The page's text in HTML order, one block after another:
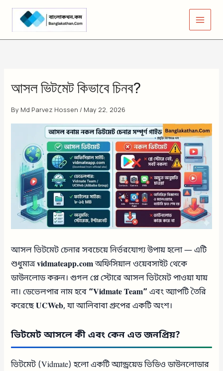
Skip
content
আসল ভিটমেট কিভাবে চিনব?
By Md Parvez Hossen / May 22, 2026
আসল ভিটমেট চেনার সবচেয়ে নির্ভরযোগ্য উপায় হলো — এটি
শুধুমাত্রvidmateapp.comঅফিসিয়াল ওয়েবসাইট থেকে
ডাউনলোড করুন। গুগল প্লে স্টোরে আসল ভিটমেট পাওয়া যায়
না। ডেভেলপার নাম হবে “Vidmate Team” এবং অ্যাপটি তৈরি
করেছেUCWeb, যা আলিবাবা গ্রুপের একটি অংশ।
ভিটমেট আসলে কী এবং কেন এত জনপ্রিয়?
ভিটমেট (Vidmate) হলো একটি অ্যান্ড্রয়েড ভিডিও ডাউনলোডার